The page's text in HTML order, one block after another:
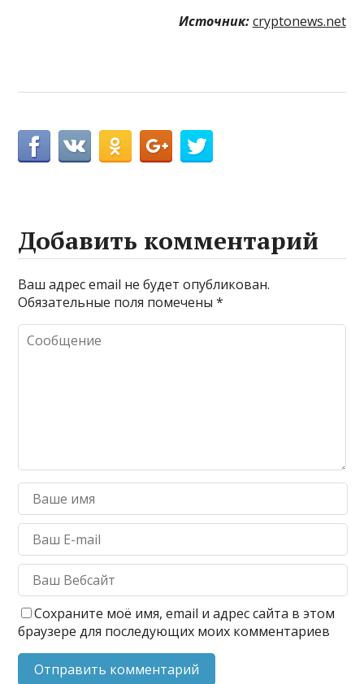
Источник: cryptonews.net
Добавить комментарий
Ваш адрес email не будет опубликован.
Обязательные поля помечены*
Сохраните моё имя, email и адрес сайта в этом
браузере для последующих моих комментариев